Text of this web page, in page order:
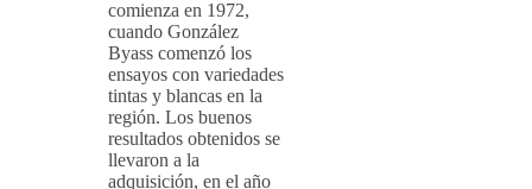
comienza en 1972,
cuando González
Byass comenzó los
ensayos con variedades
tintas y blancas en la
región. Los buenos
resultados obtenidos se
llevaron a la
adquisición, en el año